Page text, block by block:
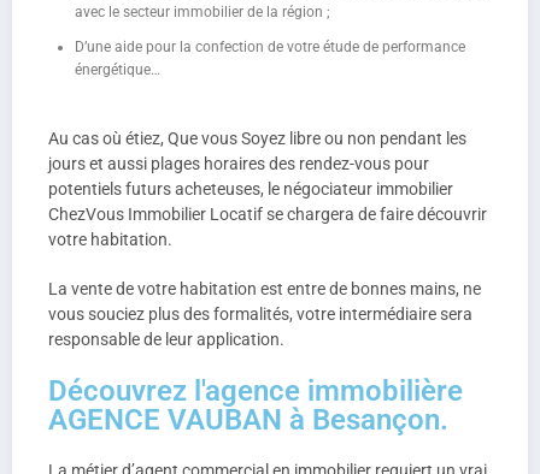
avec le secteur immobilier de la région ;
D’une aide pour la confection de votre étude de performance
énergétique…
Au cas où étiez, Que vous Soyez libre ou non pendant les
jours et aussi plages horaires des rendez-vous pour
potentiels futurs acheteuses, le négociateur immobilier
ChezVous Immobilier Locatif se chargera de faire découvrir
votre habitation.
La vente de votre habitation est entre de bonnes mains, ne
vous souciez plus des formalités, votre intermédiaire sera
responsable de leur application.
Découvrez l'agence immobilière
AGENCE VAUBAN à Besançon.
La métier d’agent commercial en immobilier requiert un vrai